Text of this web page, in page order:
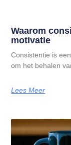
Waarom
motivatie
Consistentie is
om het behalen
Lees Meer